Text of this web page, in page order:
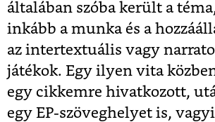
általában szóba került a
inkább a munka és a
az intertextuális vagy
játékok. Egy ilyen vita
egy cikkemre hivatkozott,
egy EP-szöveghelyet is,